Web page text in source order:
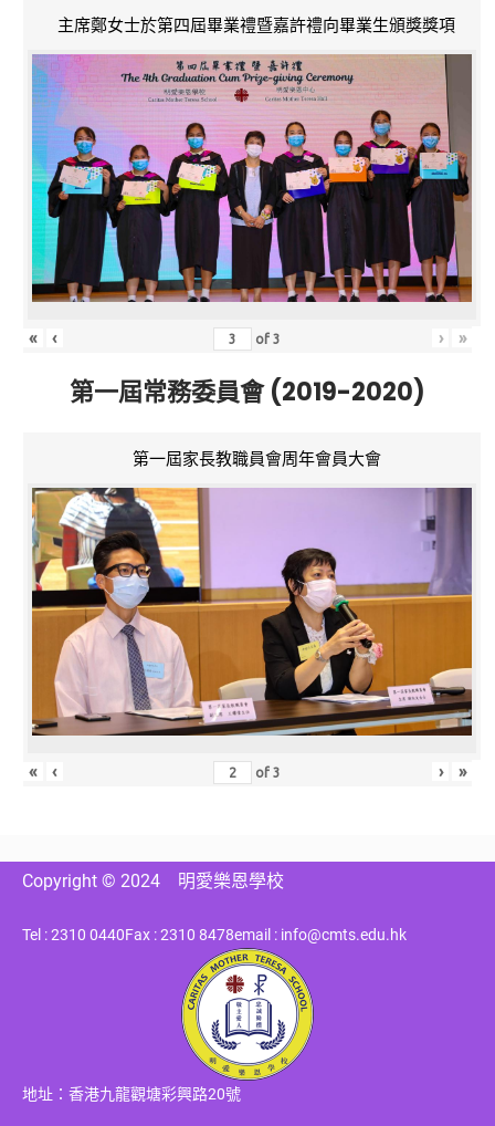
主席鄭女士於第四屆畢業禮暨嘉許禮向畢業生頒獎獎項
« ‹ of3 › »
第一屆常務委員會 (2019-2020)
第一屆家長教職員會周年會員大會
« ‹ of3 › »
Copyright © 2024 明愛樂恩學校
Tel : 2310 0440Fax : 2310 8478email : info@cmts.edu.hk
地址：香港九龍觀塘彩興路20號